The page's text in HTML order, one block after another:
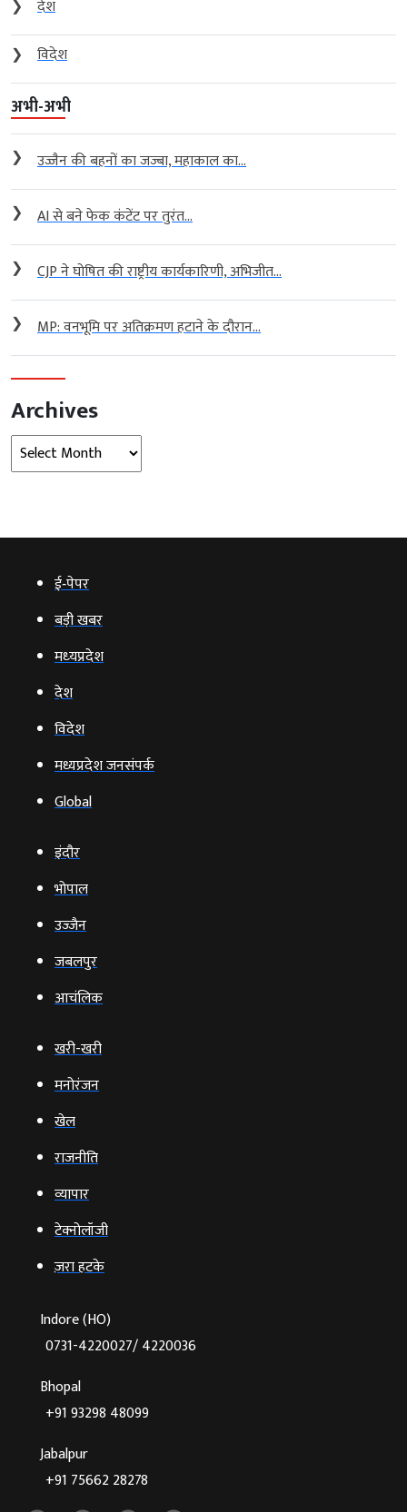
❯
देश
❯
विदेश
अभी-अभी
❯ उज्जैन की बहनों का जज्बा, महाकाल का...
❯ AI से बने फेक कंटेंट पर तुरंत...
❯ CJP ने घोषित की राष्ट्रीय कार्यकारिणी, अभिजीत...
❯ MP: वनभूमि पर अतिक्रमण हटाने के दौरान...
Archives
Archives
ई‑पेपर
बड़ी खबर
मध्‍यप्रदेश
देश
विदेश
मध्यप्रदेश जनसंपर्क
Global
इंदौर
भोपाल
उज्‍जैन
जबलपुर
आचंलिक
खरी-खरी
मनोरंजन
खेल
राजनीति
व्‍यापार
टेक्‍नोलॉजी
ज़रा हटके
Indore (HO)
0731-4220027/ 4220036
Bhopal
+91 93298 48099
Jabalpur
+91 75662 28278